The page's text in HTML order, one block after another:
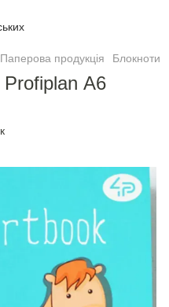
Паперова продукція Блокноти
Profiplan А6